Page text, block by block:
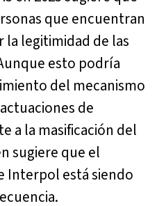
que encuentran
legitimidad de las
esto podría
del mecanismo
de
a la masificación del
sugiere que el
Interpol está siendo